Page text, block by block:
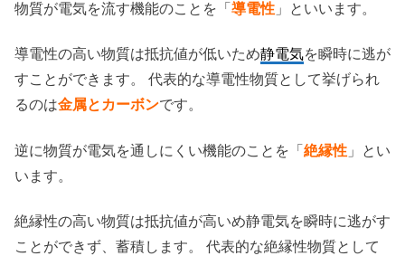
物質が電気を流す機能のことを「 導電性 」といいます。
導電性の高い物質は抵抗値が低いため静電気を瞬時に逃が
すことができます。 代表的な導電性物質として挙げられ
るのは金属とカーボンです。
逆に物質が電気を通しにくい機能のことを「 絶縁性 」とい
います。
絶縁性の高い物質は抵抗値が高いめ静電気を瞬時に逃がす
ことができず、蓄積します。 代表的な絶縁性物質として